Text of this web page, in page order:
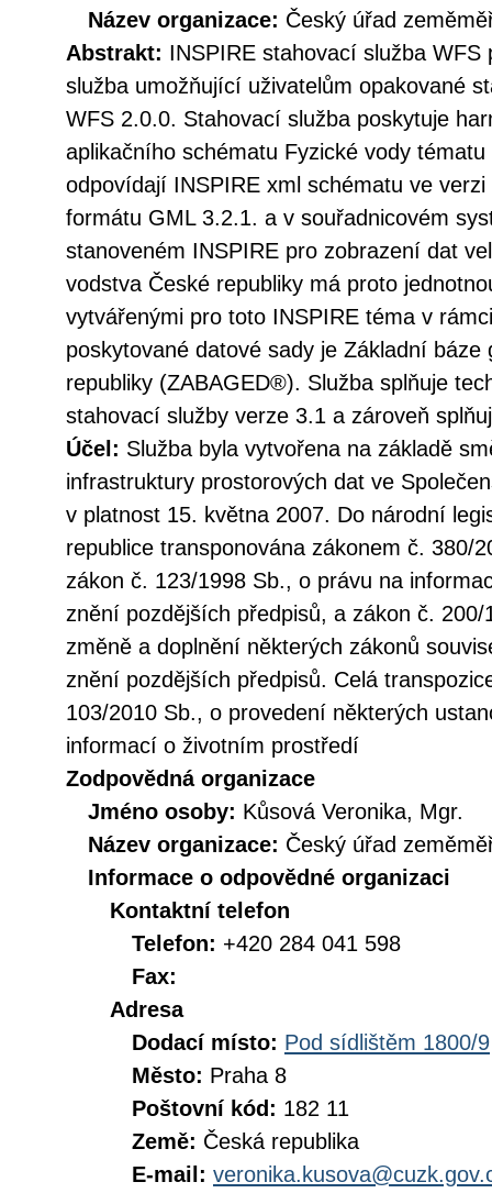
Název organizace: Český úřad
Abstrakt: INSPIRE stahovací služba WFS
služba umožňující uživatelům opakované
WFS 2.0.0. Stahovací služba poskytuje
aplikačního schématu Fyzické vody
odpovídají INSPIRE xml schématu ve
formátu GML 3.2.1. a v souřadnicovém
stanoveném INSPIRE pro zobrazení dat
vodstva České republiky má proto
vytvářenými pro toto INSPIRE téma v
poskytované datové sady je Základní báze
republiky (ZABAGED®). Služba splňuje
stahovací služby verze 3.1 a zároveň
Účel: Služba byla vytvořena na základě
infrastruktury prostorových dat ve
v platnost 15. května 2007. Do národní
republice transponována zákonem č. 380/
zákon č. 123/1998 Sb., o právu na
znění pozdějších předpisů, a zákon č.
změně a doplnění některých zákonů
znění pozdějších předpisů. Celá
103/2010 Sb., o provedení některých
informací o životním prostředí
Zodpovědná organizace
Jméno osoby: Kůsová Veronika, Mgr.
Název organizace: Český úřad
Informace o odpovědné organizaci
Kontaktní telefon
Telefon: +420 284 041 598
Fax:
Adresa
Dodací místo: Pod sídlištěm 1800/9
Město: Praha 8
Poštovní kód: 182 11
Země: Česká republika
E-mail: